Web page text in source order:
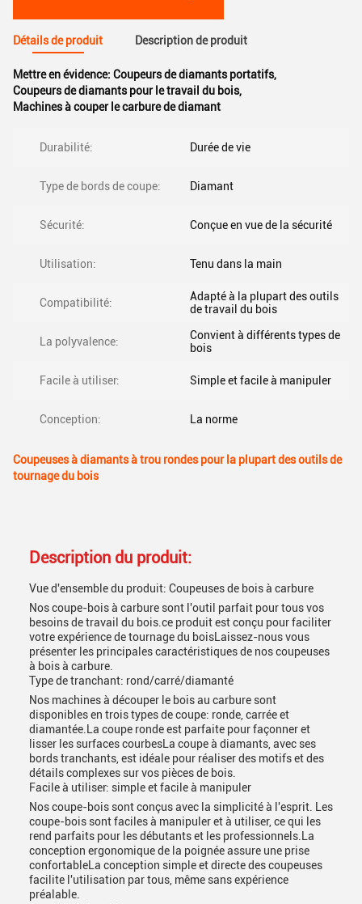
Détails de produit Description de produit
Mettre en évidence: Coupeurs de diamants portatifs,
Coupeurs de diamants pour le travail du bois,
Machines à couper le carbure de diamant
Durabilité: Durée de vie
Type de bords de coupe: Diamant
Sécurité: Conçue en vue de la sécurité
Utilisation: Tenu dans la main
Compatibilité:
Adapté à la plupart des outils
de travail du bois
La polyvalence:
Convient à différents types de
bois
Facile à utiliser: Simple et facile à manipuler
Conception: La norme
Coupeuses à diamants à trou rondes pour la plupart des outils de
tournage du bois
Description du produit:
Vue d'ensemble du produit: Coupeuses de bois à carbure
Nos coupe-bois à carbure sont l'outil parfait pour tous vos
besoins de travail du bois.ce produit est conçu pour faciliter
votre expérience de tournage du boisLaissez-nous vous
présenter les principales caractéristiques de nos coupeuses
à bois à carbure.
Type de tranchant: rond/carré/diamanté
Nos machines à découper le bois au carbure sont
disponibles en trois types de coupe: ronde, carrée et
diamantée.La coupe ronde est parfaite pour façonner et
lisser les surfaces courbesLa coupe à diamants, avec ses
bords tranchants, est idéale pour réaliser des motifs et des
détails complexes sur vos pièces de bois.
Facile à utiliser: simple et facile à manipuler
Nos coupe-bois sont conçus avec la simplicité à l'esprit. Les
coupe-bois sont faciles à manipuler et à utiliser, ce qui les
rend parfaits pour les débutants et les professionnels.La
conception ergonomique de la poignée assure une prise
confortableLa conception simple et directe des coupeuses
facilite l'utilisation par tous, même sans expérience
préalable.